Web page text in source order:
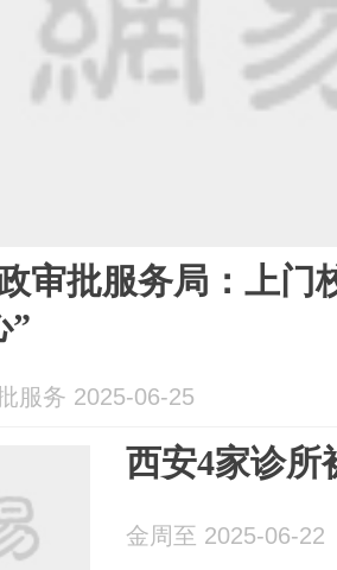
审批服务局：上门
”
服务 2025-06-25
西安4家诊所
金周至 2025-06-22